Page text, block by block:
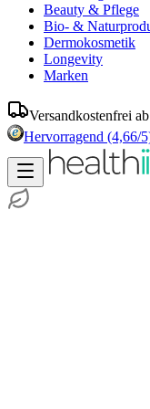
Beauty & Pflege
Bio- &
Dermokosmetik
Longevity
Marken
Versandkostenfrei
Hervorragend (4,66/